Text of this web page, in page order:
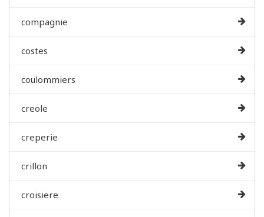
compagnie
costes
coulommiers
creole
creperie
crillon
croisiere